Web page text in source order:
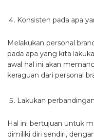
Konsisten pada apa
Melakukan personal
pada apa yang kita
awal hal ini akan
keraguan dari personal
Lakukan
Hal ini bertujuan untuk
dimiliki diri sendiri,